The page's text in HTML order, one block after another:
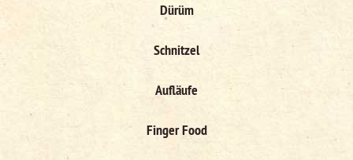
Dürüm
Schnitzel
Aufläufe
Finger Food